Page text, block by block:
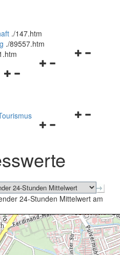
./147.htm
./89557.htm
Navigationsmenü
Navigationsmenü
Navigationsmenü
schließen
24-Stunden Mittelwert am